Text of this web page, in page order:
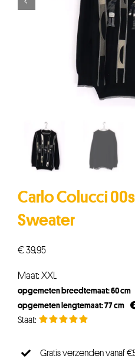
Carlo Colucci
Sweater
€39,95
Maat: XXL
opgemeten breedtemaat: 60 cm
opgemeten lengtemaat: 77 cm
Gratis verzenden vanaf